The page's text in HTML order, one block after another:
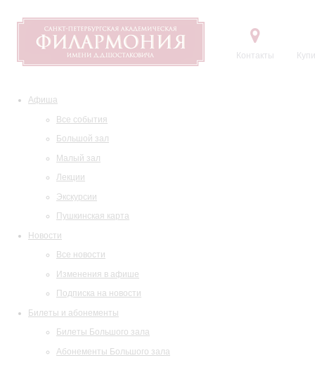
Контакты
Афиша
Все события
Большой зал
Малый зал
Лекции
Экскурсии
Пушкинская карта
Новости
Все новости
Изменения в афише
Подписка на новости
Билеты и абонементы
Билеты Большого зала
Абонементы Большого зала